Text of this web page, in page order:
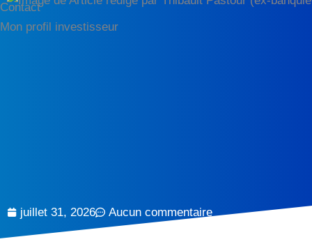
Contact
Mon profil investisseur
juillet 31, 2026 Aucun commentaire